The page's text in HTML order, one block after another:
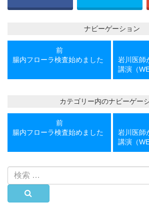
ナビーゲーション
投
前
腸内フローラ検査始めました
投
稿
岩川医師
講演（
カテゴリー内のナビーゲー
投
前
腸内フローラ検査始めました
投
稿
岩川医師
講演（
検
索: